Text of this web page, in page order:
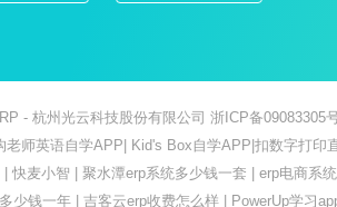
- 杭州光云科技股份有限公司 浙ICP备09083305
老师英语自学APP| Kid's Box自学APP|扣数字打印
| 快麦小智 | 聚水潭erp系统多少钱一套 | erp电商系统
少钱一年| 吉客云erp收费怎么样| PowerUp学习